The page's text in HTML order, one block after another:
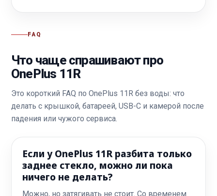
FAQ
Что чаще спрашивают про
OnePlus 11R
Это короткий FAQ по OnePlus 11R без воды: что
делать с крышкой, батареей, USB-C и камерой после
падения или чужого сервиса.
Если у OnePlus 11R разбита только
заднее стекло, можно ли пока
ничего не делать?
Можно, но затягивать не стоит. Со временем